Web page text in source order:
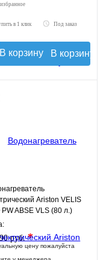
в 1 клик Под заказ
В корзину
Ariston VELIS
PW ABSE VLS (80 л.)
ТЭН 2,5 кВт.
руб.*
цену пожалуйста